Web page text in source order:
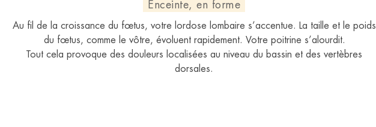
Enceinte, en forme
Au fil de la croissance du fœtus, votre lordose lombaire s’accentue. La taille et le poids
du fœtus, comme le vôtre, évoluent rapidement. Votre poitrine s’alourdit.
Tout cela provoque des douleurs localisées au niveau du bassin et des vertèbres
dorsales.